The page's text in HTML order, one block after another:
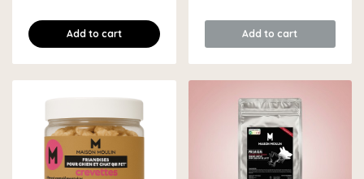
Add to cart Add to cart